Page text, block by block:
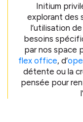
Initium
explorant des
l’utilisation
besoins
par nos space
flex office, d’
détente ou la
pensée pour